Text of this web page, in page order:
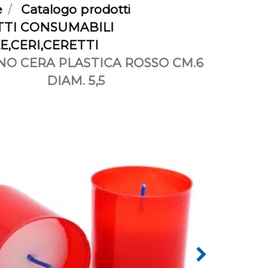
Catalogo prodotti
CONSUMABILI
CERA PLASTICA ROSSO CM.6
DIAM. 5,5